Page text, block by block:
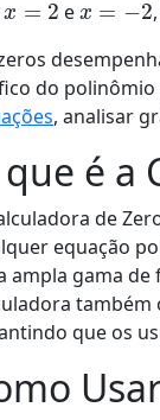
e
do polinômio
, analisar
é a
de
equação
ampla gama
também
que os